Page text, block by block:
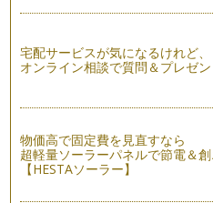
こんにちは！お菓子研究家 橋
秋のスイーツ かぼちゃのプリ
こんにちは！お菓子研究家
ボウル２つを用意して混ぜるだ
るムース
こんにちは！お菓子研究家 橋
宅配サービスが気になるけれど
オンライン相談で質問＆プレゼ
物価高で固定費を見直すなら
超軽量ソーラーパネルで節電＆
【HESTAソーラー】